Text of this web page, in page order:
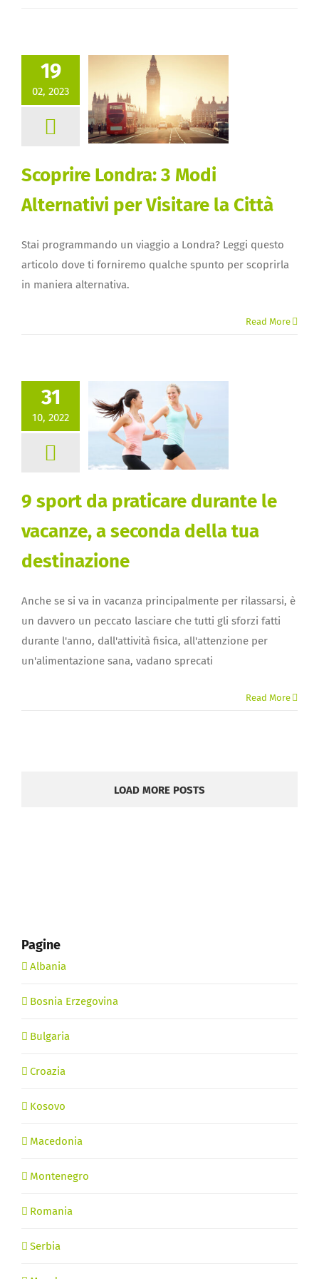
19
02, 2023
Scoprire Londra: 3 Modi
Alternativi per Visitare la Città
Stai programmando un viaggio a Londra? Leggi questo
articolo dove ti forniremo qualche spunto per scoprirla
in maniera alternativa.
Read More
31
10, 2022
9 sport da praticare durante le
vacanze, a seconda della tua
destinazione
Anche se si va in vacanza principalmente per rilassarsi, è
un davvero un peccato lasciare che tutti gli sforzi fatti
durante l'anno, dall'attività fisica, all'attenzione per
un'alimentazione sana, vadano sprecati
Read More
LOAD MORE POSTS
Pagine
Albania
Bosnia Erzegovina
Bulgaria
Croazia
Kosovo
Macedonia
Montenegro
Romania
Serbia